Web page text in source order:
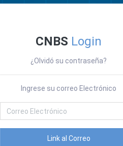
CNBS Login
¿Olvidó su contraseña?
Ingrese su correo Electrónico
Link al Correo